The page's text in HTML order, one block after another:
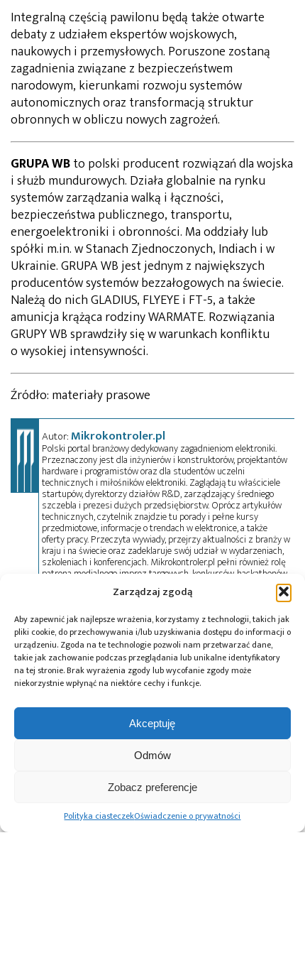
Zarządzaj zgodą
Aby zapewnić jak najlepsze wrażenia, korzystamy z technologii, takich jak
pliki cookie, do przechowywania i/lub uzyskiwania dostępu do informacji o
urządzeniu. Zgoda na te technologie pozwoli nam przetwarzać dane,
takie jak zachowanie podczas przeglądania lub unikalne identyfikatory
na tej stronie. Brak wyrażenia zgody lub wycofanie zgody może
niekorzystnie wpłynąć na niektóre cechy i funkcje.
Akceptuję
Odmów
Zobacz preferencje
Polityka ciasteczekOświadczenie o prywatności
Integralną częścią pawilonu będą także otwarte
debaty z udziałem ekspertów wojskowych,
naukowych i przemysłowych. Poruszone zostaną
zagadnienia związane z bezpieczeństwem
narodowym, kierunkami rozwoju systemów
autonomicznych oraz transformacją struktur
obronnych w obliczu nowych zagrożeń.
GRUPA WBto polski producent rozwiązań dla wojska
i służb mundurowych. Działa globalnie na rynku
systemów zarządzania walką i łączności,
bezpieczeństwa publicznego, transportu,
energoelektroniki i obronności. Ma oddziały lub
spółki m.in. w Stanach Zjednoczonych, Indiach i w
Ukrainie. GRUPA WB jest jednym z największych
producentów systemów bezzałogowych na świecie.
Należą do nich GLADIUS, FLYEYE i FT-5, a także
amunicja krążąca rodziny WARMATE. Rozwiązania
GRUPY WB sprawdziły się w warunkach konfliktu
o wysokiej intensywności.
Źródło: materiały prasowe
Autor:Mikrokontroler.pl
Polski portal branżowy dedykowany zagadnieniom elektroniki.
Przeznaczony jest dla inżynierów i konstruktorów, projektantów
hardware i programistów oraz dla studentów uczelni
technicznych i miłośników elektroniki. Zaglądają tu właściciele
startupów, dyrektorzy działów R&D, zarządzający średniego
szczebla i prezesi dużych przedsiębiorstw. Oprócz artykułów
technicznych, czytelnik znajdzie tu porady i pełne kursy
przedmiotowe, informacje o trendach w elektronice, a także
oferty pracy. Przeczyta wywiady, przejrzy aktualności z branży w
kraju i na świecie oraz zadeklaruje swój udział w wydarzeniach,
szkoleniach i konferencjach. Mikrokontroler.pl pełni również rolę
patrona medialnego imprez targowych, konkursów, hackathonów
i seminariów. Zapraszamy do współpracy!
Tagi:GRUPA WB,MSPO Kielce,NATO,nowe
technologie,platformy nawodne,Polska Grupa
Zbrojeniowa,sektor obronny,systemy bezzałogowe
technologie obronne,WARMATE TL,
wielodomenowe systemy bezzałogowe